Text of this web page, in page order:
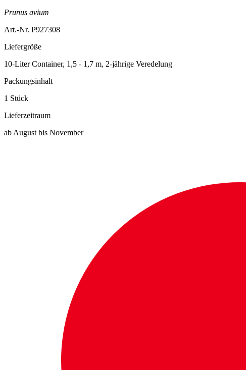
Prunus avium
Art.-Nr. P927308
Liefergröße
10-Liter Container, 1,5 - 1,7 m, 2-jährige Veredelung
Packungsinhalt
1 Stück
Lieferzeitraum
ab August bis November